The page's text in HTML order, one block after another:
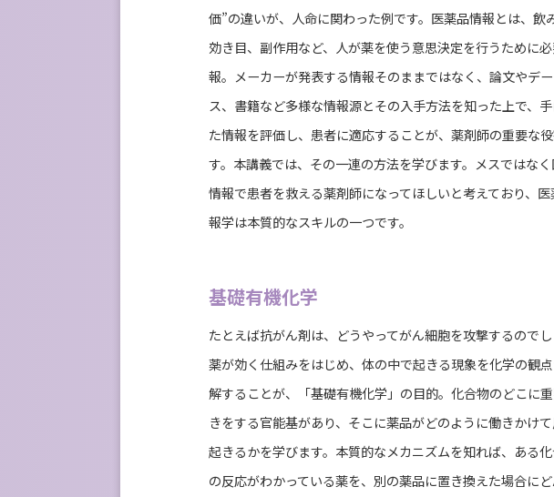
価”の違いが、⼈命に関わった例です。医薬品情報とは、飲
効き⽬、副作⽤など、⼈が薬を使う意思決定を⾏うために
報。メーカーが発表する情報そのままではなく、論⽂やデ
ス、書籍など多様な情報源とその⼊⼿⽅法を知った上で、
た情報を評価し、患者に適応することが、薬剤師の重要な
す。本講義では、その⼀連の⽅法を学びます。メスではな
情報で患者を救える薬剤師になってほしいと考えており、
報学は本質的なスキルの⼀つです。
基礎有機化学
たとえば抗がん剤は、どうやってがん細胞を攻撃するのでし
薬が効く仕組みをはじめ、体の中で起きる現象を化学の観
解することが、「基礎有機化学」の⽬的。化合物のどこに
きをする官能基があり、そこに薬品がどのように働きかけ
起きるかを学びます。本質的なメカニズムを知れば、ある
の反応がわかっている薬を、別の薬品に置き換えた場合に